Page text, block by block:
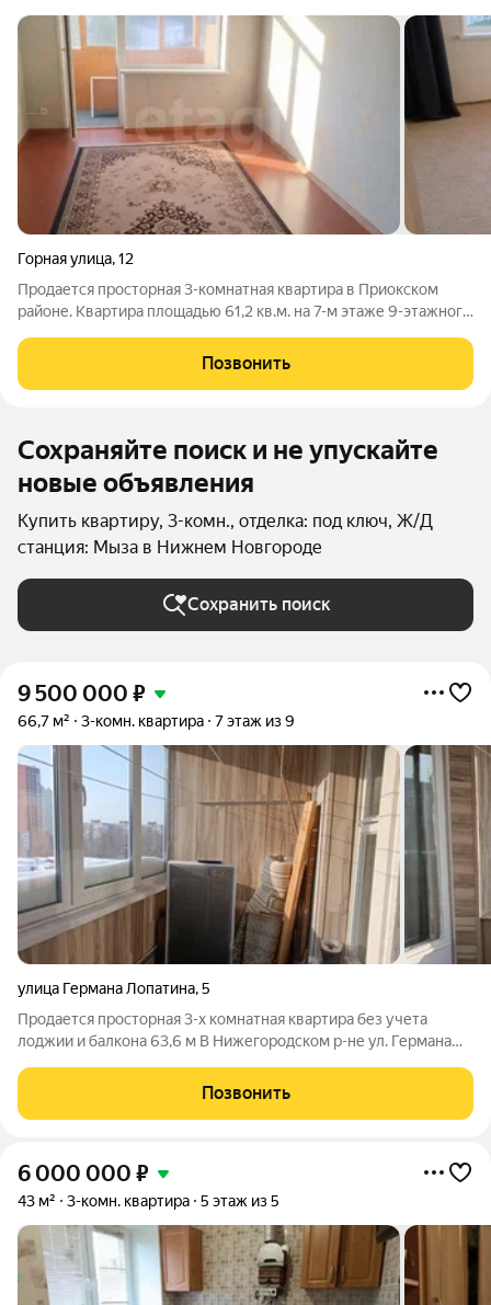
Горная улица,12
Продается просторная 3-комнатная квартира в Приокском
районе. Квартира площадью 61,2 кв.м. на 7-м этаже 9-этажного
изолированными спальнями (13,9 кв.м. с лоджией, 13,1 кв.м.) и
залом 18,4 кв.м. с балконом.
Позвонить
Сохраняйте поиск и не упускайте
новые объявления
Купить квартиру, 3-комн., отделка: под ключ, Ж/Д
станция: Мыза в Нижнем Новгороде
Сохранить поиск
9 500 000 ₽
66,7 м² 3-комн. квартира 7 этаж из 9
улица Германа Лопатина,5
Продается просторная 3-х комнатная квартира без учета
лоджии и балкона 63,6 м В Нижегородском р-не ул. Германа
нижегородский р-н. Тамбур на две квартиры, полностью
отремонтирован, соседи приличные
Позвонить
6 000 000 ₽
43 м² 3-комн. квартира 5 этаж из 5